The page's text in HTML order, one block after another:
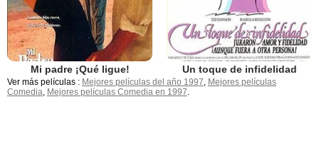
Mi padre ¡Qué ligue! Un toque de infidelidad
Ver más películas : Mejores películas del año 1997, Mejores películas
Comedia, Mejores películas Comedia en 1997.